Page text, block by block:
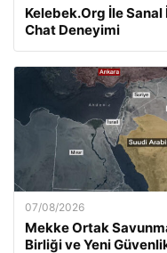
Kelebek.Org İle
Chat Deneyimi
07/08/2026
Mekke Ortak
Birliği ve Yeni